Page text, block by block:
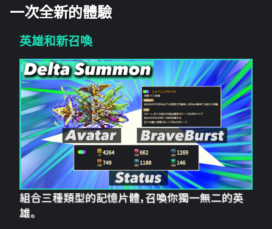
一次全新的體驗
英雄和新召喚
組合三種類型的記憶片體，召喚你獨一無二的英
雄。